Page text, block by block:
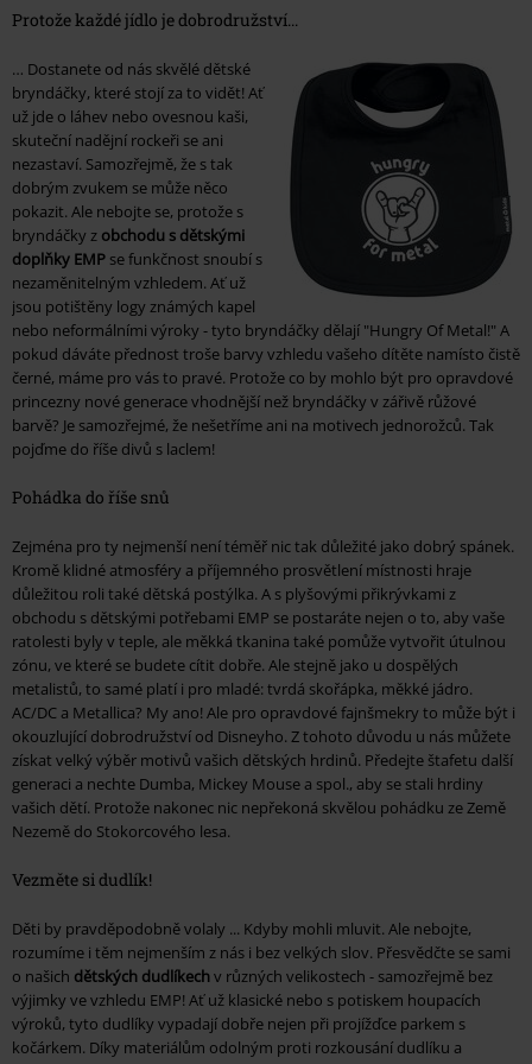
Protože každé jídlo je dobrodružství...
… Dostanete od nás skvělé dětské
bryndáčky, které stojí za to vidět! Ať
už jde o láhev nebo ovesnou kaši,
skuteční nadějní rockeři se ani
nezastaví. Samozřejmě, že s tak
dobrým zvukem se může něco
pokazit. Ale nebojte se, protože s
bryndáčky z obchodu s dětskými
doplňky EMP se funkčnost snoubí s
nezaměnitelným vzhledem. Ať už
jsou potištěny logy známých kapel
nebo neformálními výroky - tyto bryndáčky dělají "Hungry Of Metal!" A
pokud dáváte přednost troše barvy vzhledu vašeho dítěte namísto čistě
černé, máme pro vás to pravé. Protože co by mohlo být pro opravdové
princezny nové generace vhodnější než bryndáčky v zářivě růžové
barvě? Je samozřejmé, že nešetříme ani na motivech jednorožců. Tak
pojďme do říše divů s laclem!
Pohádka do říše snů
Zejména pro ty nejmenší není téměř nic tak důležité jako dobrý spánek.
Kromě klidné atmosféry a příjemného prosvětlení místnosti hraje
důležitou roli také dětská postýlka. A s plyšovými přikrývkami z
obchodu s dětskými potřebami EMP se postaráte nejen o to, aby vaše
ratolesti byly v teple, ale měkká tkanina také pomůže vytvořit útulnou
zónu, ve které se budete cítit dobře. Ale stejně jako u dospělých
metalistů, to samé platí i pro mladé: tvrdá skořápka, měkké jádro.
AC/DC a Metallica? My ano! Ale pro opravdové fajnšmekry to může být i
okouzlující dobrodružství od Disneyho. Z tohoto důvodu u nás můžete
získat velký výběr motivů vašich dětských hrdinů. Předejte štafetu další
generaci a nechte Dumba, Mickey Mouse a spol., aby se stali hrdiny
vašich dětí. Protože nakonec nic nepřekoná skvělou pohádku ze Země
Nezemě do Stokorcového lesa.
Vezměte si dudlík!
Děti by pravděpodobně volaly ... Kdyby mohli mluvit. Ale nebojte,
rozumíme i těm nejmenším z nás i bez velkých slov. Přesvědčte se sami
o našich dětských dudlíkechv různých velikostech - samozřejmě bez
výjimky ve vzhledu EMP! Ať už klasické nebo s potiskem houpacích
výroků, tyto dudlíky vypadají dobře nejen při projížďce parkem s
kočárkem. Díky materiálům odolným proti rozkousání dudlíku a